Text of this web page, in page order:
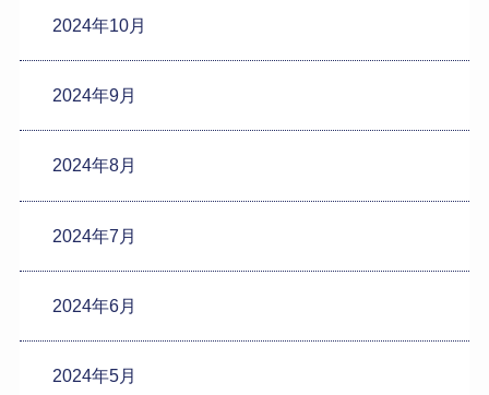
2024年10月
2024年9月
2024年8月
2024年7月
2024年6月
2024年5月